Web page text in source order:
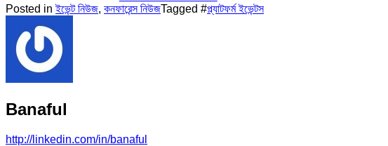
Posted inইভেন্ট নিউজ, কনফারেন্স নিউজTagged #প্ল্যাটফর্ম ইভেন্টস
Banaful
http://linkedin.com/in/banaful